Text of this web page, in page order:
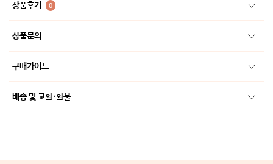
상품후기 0
상품문의
구매가이드
배송 및 교환·환불